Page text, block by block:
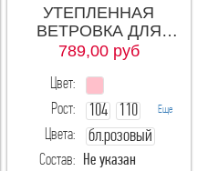
104
116-60
116-122
122-64
УТЕПЛЕННАЯ
ВЕТРОВКА ДЛЯ
ДЕВОЧКИ
789,00руб
Цвет:
Рост:
104
110
116 122
Еще
Цвета: бл.розовый
Состав: Не указан